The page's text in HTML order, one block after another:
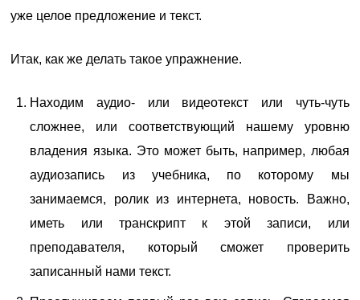
уже целое предложение и текст.
Итак, как же делать такое упражнение.
Находим аудио- или видеотекст или чуть-чуть
сложнее, или соответствующий нашему уровню
владения языка. Это может быть, например, любая
аудиозапись из учебника, по которому мы
занимаемся, ролик из интернета, новость. Важно,
иметь или транскрипт к этой записи, или
преподавателя, который сможет проверить
записанный нами текст.